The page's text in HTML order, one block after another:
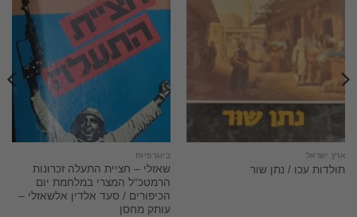
ארץ ישראל
תולדות עכו / נתן שור
ביוגרפיות
שאזלי – חציית התעלה זכרונות
הרמטכ"ל המצרי במלחמת יום
הכיפורים / סעד אלדין אלשאזלי –
עותק מחסן